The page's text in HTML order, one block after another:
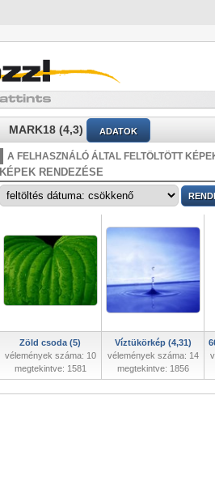
MARK18 (4,3) ADATOK
A FELHASZNÁLÓ ÁLTAL FELTÖLTÖTT
KÉPEK RENDEZÉSE
Zöld csoda (5)
vélemények száma: 10
megtekintve: 1581
Víztükörkép (4,31)
vélemények száma: 14
megtekintve: 1856